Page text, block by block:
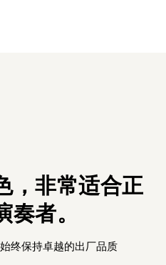
，非常适合正
者。
终保持卓越的出厂品质